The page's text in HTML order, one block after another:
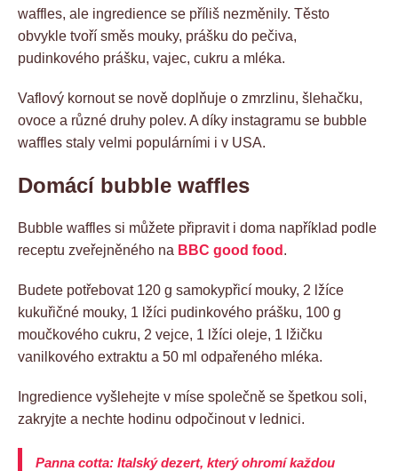
waffles, ale ingredience se příliš nezměnily. Těsto
obvykle tvoří směs mouky, prášku do pečiva,
pudinkového prášku, vajec, cukru a mléka.
Vaflový kornout se nově doplňuje o zmrzlinu, šlehačku,
ovoce a různé druhy polev. A díky instagramu se bubble
waffles staly velmi populárními i v USA.
Domácí bubble waffles
Bubble waffles si můžete připravit i doma například podle
receptu zveřejněného na BBC good food .
Budete potřebovat 120 g samokypřicí mouky, 2 lžíce
kukuřičné mouky, 1 lžíci pudinkového prášku, 100 g
moučkového cukru, 2 vejce, 1 lžíci oleje, 1 lžičku
vanilkového extraktu a 50 ml odpařeného mléka.
Ingredience vyšlehejte v míse společně se špetkou soli,
zakryjte a nechte hodinu odpočinout v lednici.
Panna cotta: Italský dezert, který ohromí každou